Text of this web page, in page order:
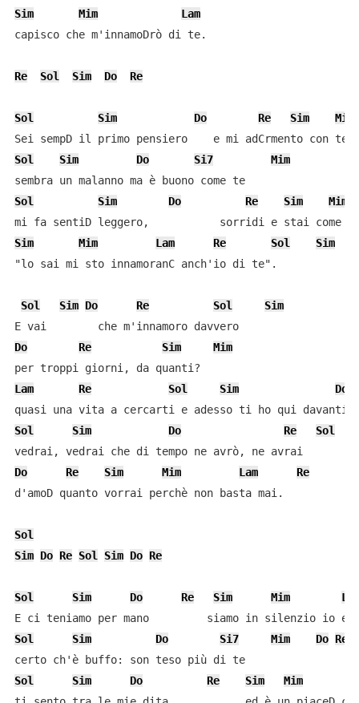
Sim
Mim
Lam
capisco che m'innamoDrò di te.
Re Sol Sim Do Re
Sol Sim Do Re Sim
Mim
Sol
Sim Do Si7
Mim
sembra un malanno ma è buono come te
Sol
Sim Do Re Sim Mim
Sim Mim Lam Re Sol
Sim
"lo sai mi sto innamoranC anch'io di te".
Sol Sim Do Re Sol
Sim
E vai        che m'innamoro davvero
Do
Re Sim
Mim
Lam
Re Sol Sim Do
Sol Sim Do Re
Sol
Do
Re Sim Mim Lam
Re
d'amoD quanto vorrai perchè non basta mai.
Sol
Sim Do Re Sol Sim Do Re
Sol Sim Do Re Sim Mim
Sol Sim Do Si7 Mim Do Re
certo ch'è buffo: son teso più di te
Sol
Sim Do Re Sim Mim